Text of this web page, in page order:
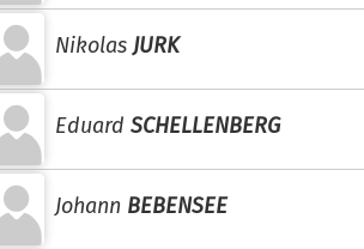
Nikolas JURK
Eduard SCHELLENBERG
Johann BEBENSEE